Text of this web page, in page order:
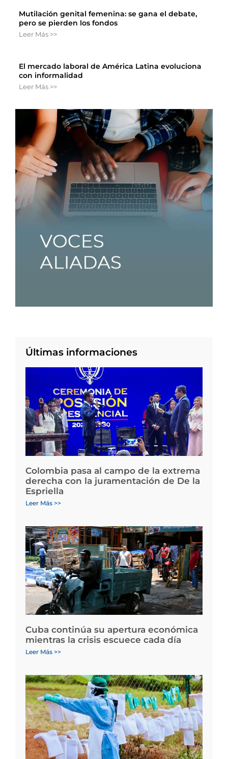
Mutilación genital femenina: se gana el debate,
pero se pierden los fondos
Leer Más >>
El mercado laboral de América Latina evoluciona
con informalidad
Leer Más >>
Últimas informaciones
Colombia pasa al campo de la extrema
derecha con la juramentación de De la
Espriella
Leer Más >>
Cuba continúa su apertura económica
mientras la crisis escuece cada día
Leer Más >>